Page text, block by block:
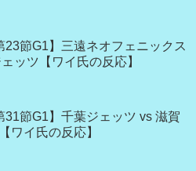
23節G1】三遠ネオフェニックス
ッツ【ワイ氏の反応】
31節G1】千葉ジェッツ vs 滋賀
ワイ氏の反応】